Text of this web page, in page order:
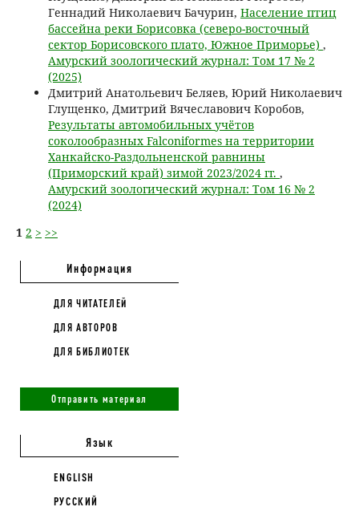
Геннадий Николаевич Бачурин, Население птиц
бассейна реки Борисовка (северо-восточный
сектор Борисовского плато, Южное Приморье) ,
Амурский зоологический журнал: Том 17 № 2
(2025)
Дмитрий Анатольевич Беляев, Юрий Николаевич
Глущенко, Дмитрий Вячеславович Коробов,
Результаты автомобильных учётов
соколообразных Falconiformes на территории
Ханкайско-Раздольненской равнины
(Приморский край) зимой 2023/2024 гг. ,
Амурский зоологический журнал: Том 16 № 2
(2024)
1 2 > >>
Информация
ДЛЯ ЧИТАТЕЛЕЙ
ДЛЯ АВТОРОВ
ДЛЯ БИБЛИОТЕК
Отправить материал
Язык
ENGLISH
РУССКИЙ